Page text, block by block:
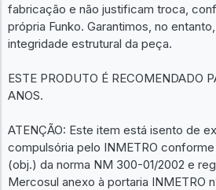
fabricação e não justificam troca,
própria Funko. Garantimos, no
integridade estrutural da peça.
ESTE PRODUTO É RECOMENDADO
ANOS.
ATENÇÃO: Este item está isento de
compulsória pelo INMETRO
(obj.) da norma NM 300-01/2002 e
Mercosul anexo à portaria INMETRO